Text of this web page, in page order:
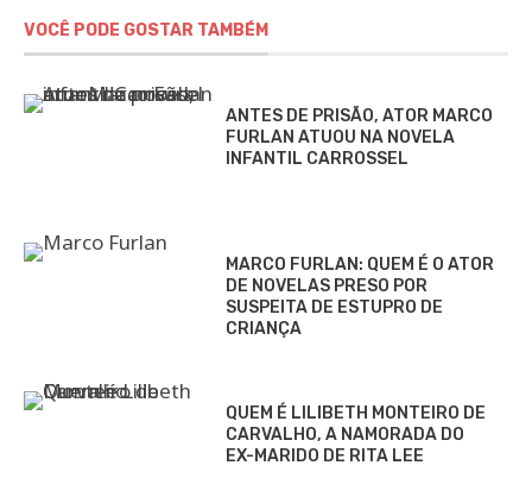
VOCÊ PODE GOSTAR TAMBÉM
ANTES DE PRISÃO, ATOR MARCO
FURLAN ATUOU NA NOVELA
INFANTIL CARROSSEL
MARCO FURLAN: QUEM É O ATOR
DE NOVELAS PRESO POR
SUSPEITA DE ESTUPRO DE
CRIANÇA
QUEM É LILIBETH MONTEIRO DE
CARVALHO, A NAMORADA DO
EX-MARIDO DE RITA LEE